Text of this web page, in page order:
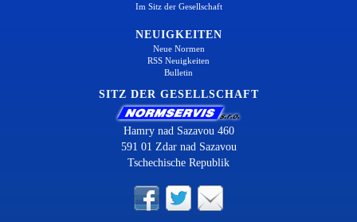
Im Sitz der Gesellschaft
NEUIGKEITEN
Neue Normen
RSS Neuigkeiten
Bulletin
SITZ DER GESELLSCHAFT
Hamry nad Sazavou 460
591 01 Zdar nad Sazavou
Tschechische Republik